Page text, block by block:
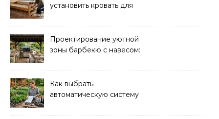
установить кровать для
Проектирование уютной
зоны барбекю с навесом:
Как выбрать
автоматическую систему